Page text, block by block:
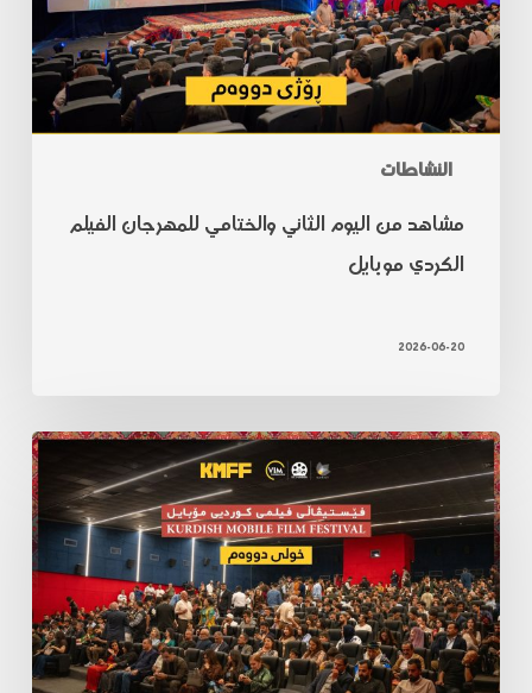
النشاطات
مشاهد من اليوم الثاني والختامي للمهرجان الفيلم
الكردي موبايل
2026-06-20